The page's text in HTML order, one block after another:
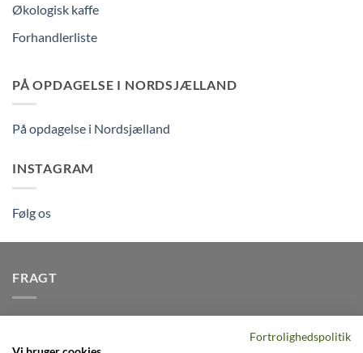
Økologisk kaffe
Forhandlerliste
PÅ OPDAGELSE I NORDSJÆLLAND
På opdagelse i Nordsjælland
INSTAGRAM
Følg os
FRAGT
på alle pakker - Husk der er fri
Fortrolighedspolitik